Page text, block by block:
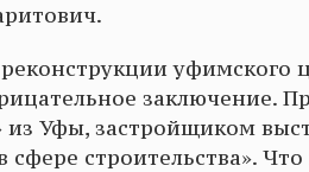
уфимского
заключение.
из Уфы, застройщиком
сфере строительства».